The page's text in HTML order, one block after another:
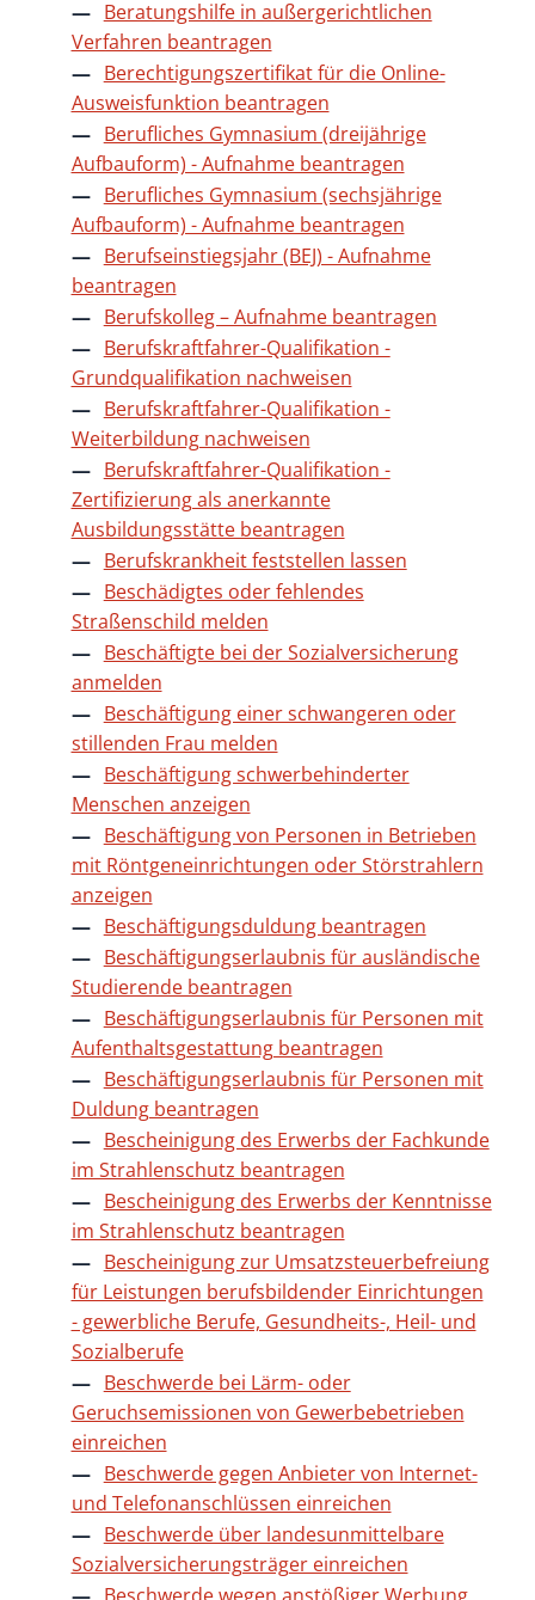
Beratungshilfe in außergerichtlichen
Verfahren beantragen
Berechtigungszertifikat für die Online-
Ausweisfunktion beantragen
Berufliches Gymnasium (dreijährige
Aufbauform) - Aufnahme beantragen
Berufliches Gymnasium (sechsjährige
Aufbauform) - Aufnahme beantragen
Berufseinstiegsjahr (BEJ) - Aufnahme
beantragen
Berufskolleg – Aufnahme beantragen
Berufskraftfahrer-Qualifikation -
Grundqualifikation nachweisen
Berufskraftfahrer-Qualifikation -
Weiterbildung nachweisen
Berufskraftfahrer-Qualifikation -
Zertifizierung als anerkannte
Ausbildungsstätte beantragen
Berufskrankheit feststellen lassen
Beschädigtes oder fehlendes
Straßenschild melden
Beschäftigte bei der Sozialversicherung
anmelden
Beschäftigung einer schwangeren oder
stillenden Frau melden
Beschäftigung schwerbehinderter
Menschen anzeigen
Beschäftigung von Personen in Betrieben
mit Röntgeneinrichtungen oder Störstrahlern
anzeigen
Beschäftigungsduldung beantragen
Beschäftigungserlaubnis für ausländische
Studierende beantragen
Beschäftigungserlaubnis für Personen mit
Aufenthaltsgestattung beantragen
Beschäftigungserlaubnis für Personen mit
Duldung beantragen
Bescheinigung des Erwerbs der Fachkunde
im Strahlenschutz beantragen
Bescheinigung des Erwerbs der Kenntnisse
im Strahlenschutz beantragen
Bescheinigung zur Umsatzsteuerbefreiung
für Leistungen berufsbildender Einrichtungen
- gewerbliche Berufe, Gesundheits-, Heil- und
Sozialberufe
Beschwerde bei Lärm- oder
Geruchsemissionen von Gewerbebetrieben
einreichen
Beschwerde gegen Anbieter von Internet-
und Telefonanschlüssen einreichen
Beschwerde über landesunmittelbare
Sozialversicherungsträger einreichen